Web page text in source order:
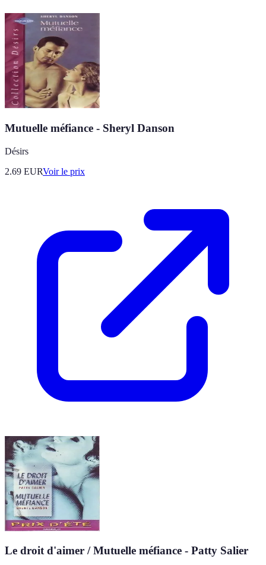
Mutuelle méfiance - Sheryl Danson
Désirs
2.69 EURVoir le prix
Le droit d'aimer / Mutuelle méfiance - Patty Salier